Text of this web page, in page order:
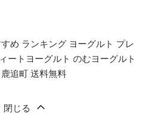
め ランキング ヨーグルト プレ
ートヨーグルト のむヨーグルト
追町 送料無料
閉じる